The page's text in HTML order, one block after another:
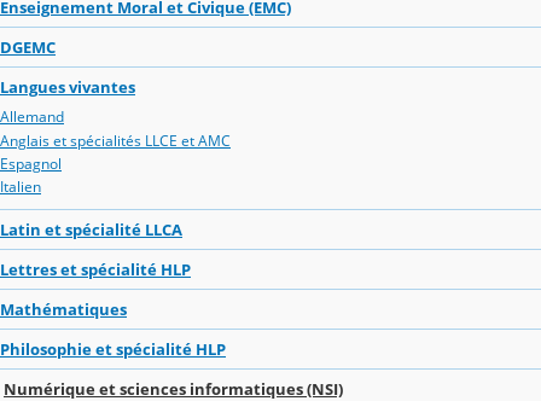
Enseignement Moral et Civique (EMC)
DGEMC
Langues vivantes
Allemand
Anglais et spécialités LLCE et AMC
Espagnol
Italien
Latin et spécialité LLCA
Lettres et spécialité HLP
Mathématiques
Philosophie et spécialité HLP
Numérique et sciences informatiques (NSI)